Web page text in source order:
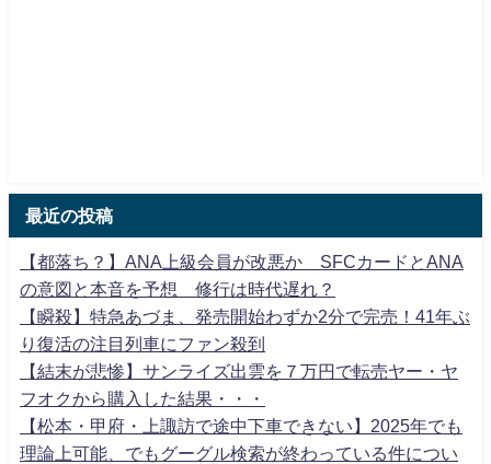
最近の投稿
【都落ち？】ANA上級会員が改悪か SFCカードとANA
の意図と本音を予想 修行は時代遅れ？
【瞬殺】特急あづま、発売開始わずか2分で完売！41年ぶ
り復活の注目列車にファン殺到
【結末が悲惨】サンライズ出雲を７万円で転売ヤー・ヤ
フオクから購入した結果・・・
【松本・甲府・上諏訪で途中下車できない】2025年でも
理論上可能、でもグーグル検索が終わっている件につい